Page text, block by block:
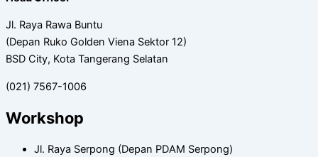
Jl. Raya Rawa Buntu
(Depan Ruko Golden Viena Sektor 12)
BSD City, Kota Tangerang Selatan
(021) 7567-1006
Workshop
Jl. Raya Serpong (Depan PDAM Serpong)